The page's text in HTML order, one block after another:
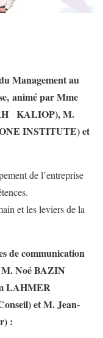
Management au
animé par Mme
KALIOP), M.
INSTITUTE) et
de l’entreprise
et les leviers de la
de communication
M. Noé BAZIN
LAHMER
et M. Jean-
: